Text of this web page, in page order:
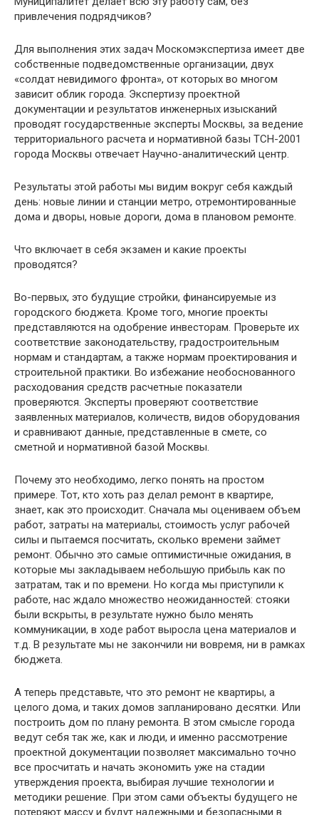
привлечения подрядчиков?
Для выполнения этих задач Москомэкспертиза имеет две
собственные подведомственные организации, двух
«солдат невидимого фронта», от которых во многом
зависит облик города. Экспертизу проектной
документации и результатов инженерных изысканий
проводят государственные эксперты Москвы, за ведение
территориального расчета и нормативной базы ТСН-2001
города Москвы отвечает Научно-аналитический центр.
Результаты этой работы мы видим вокруг себя каждый
день: новые линии и станции метро, ​​отремонтированные
дома и дворы, новые дороги, дома в плановом ремонте.
Что включает в себя экзамен и какие проекты
проводятся?
Во-первых, это будущие стройки, финансируемые из
городского бюджета. Кроме того, многие проекты
представляются на одобрение инвесторам. Проверьте их
соответствие законодательству, градостроительным
нормам и стандартам, а также нормам проектирования и
строительной практики. Во избежание необоснованного
расходования средств расчетные показатели
проверяются. Эксперты проверяют соответствие
заявленных материалов, количеств, видов оборудования
и сравнивают данные, представленные в смете, со
сметной и нормативной базой Москвы.
Почему это необходимо, легко понять на простом
примере. Тот, кто хоть раз делал ремонт в квартире,
знает, как это происходит. Сначала мы оцениваем объем
работ, затраты на материалы, стоимость услуг рабочей
силы и пытаемся посчитать, сколько времени займет
ремонт. Обычно это самые оптимистичные ожидания, в
которые мы закладываем небольшую прибыль как по
затратам, так и по времени. Но когда мы приступили к
работе, нас ждало множество неожиданностей: стояки
были вскрыты, в результате нужно было менять
коммуникации, в ходе работ выросла цена материалов и
т.д. В результате мы не закончили ни вовремя, ни в рамках
бюджета.
А теперь представьте, что это ремонт не квартиры, а
целого дома, и таких домов запланировано десятки. Или
построить дом по плану ремонта. В этом смысле города
ведут себя так же, как и люди, и именно рассмотрение
проектной документации позволяет максимально точно
все просчитать и начать экономить уже на стадии
утверждения проекта, выбирая лучшие технологии и
методики решение. При этом сами объекты будущего не
потеряют массу и будут надежными и безопасными в